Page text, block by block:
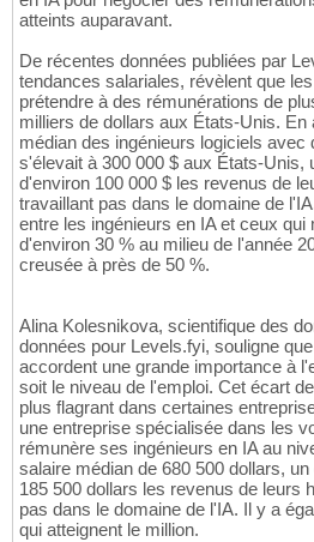
atteints auparavant.
De récentes données publiées par
tendances salariales, révèlent que
prétendre à des rémunérations de
milliers de dollars aux États-Unis. En
médian des ingénieurs logiciels
s'élevait à 300 000 $ aux États-Unis,
d'environ 100 000 $ les revenus de
travaillant pas dans le domaine de
entre les ingénieurs en IA et ceux qui
d'environ 30 % au milieu de l'année
creusée à près de 50 %.
Alina Kolesnikova, scientifique des
données pour Levels.fyi, souligne
accordent une grande importance à
soit le niveau de l'emploi. Cet écart
plus flagrant dans certaines
une entreprise spécialisée dans les
rémunère ses ingénieurs en IA au
salaire médian de 680 500 dollars,
185 500 dollars les revenus de leurs
pas dans le domaine de l'IA. Il y a
qui atteignent le million.